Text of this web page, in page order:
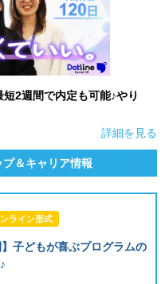
2週間で内定も可能♪やり
詳細を見る
＆キャリア情報
ライン形式
】子どもが喜ぶプログラムの